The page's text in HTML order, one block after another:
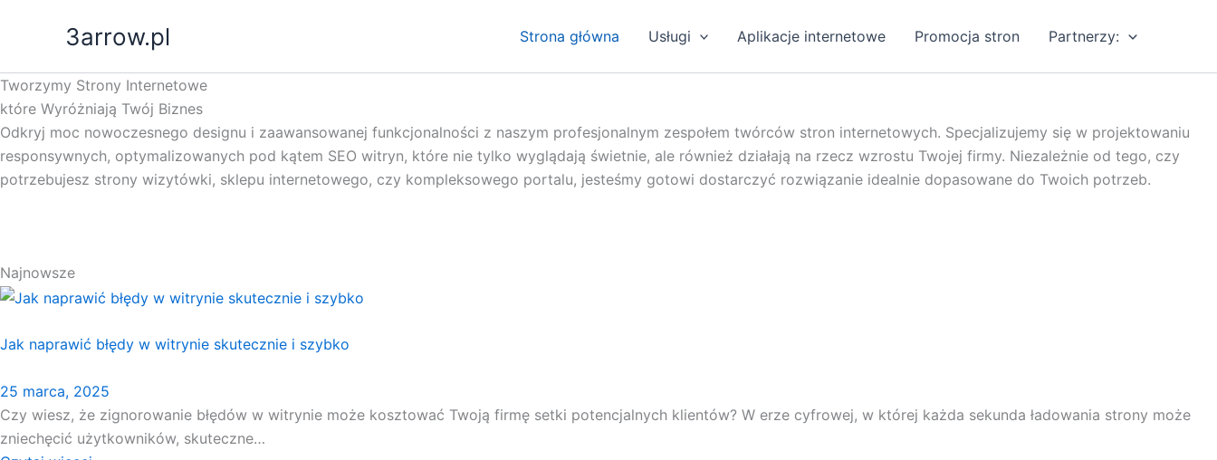
3arrow.pl Strona główna Usługi Aplikacje internetowe Promocja stron Partnerzy:
Tworzymy Strony Internetowe
które Wyróżniają Twój Biznes
Odkryj moc nowoczesnego designu i zaawansowanej funkcjonalności z naszym profesjonalnym zespołem twórców stron internetowych. Specjalizujemy się w projektowaniu
responsywnych, optymalizowanych pod kątem SEO witryn, które nie tylko wyglądają świetnie, ale również działają na rzecz wzrostu Twojej firmy. Niezależnie od tego, czy
potrzebujesz strony wizytówki, sklepu internetowego, czy kompleksowego portalu, jesteśmy gotowi dostarczyć rozwiązanie idealnie dopasowane do Twoich potrzeb.
Najnowsze
Jak naprawić błędy w witrynie skutecznie i szybko
25 marca, 2025
Czy wiesz, że zignorowanie błędów w witrynie może kosztować Twoją firmę setki potencjalnych klientów? W erze cyfrowej, w której każda sekunda ładowania strony może
zniechęcić użytkowników, skuteczne…